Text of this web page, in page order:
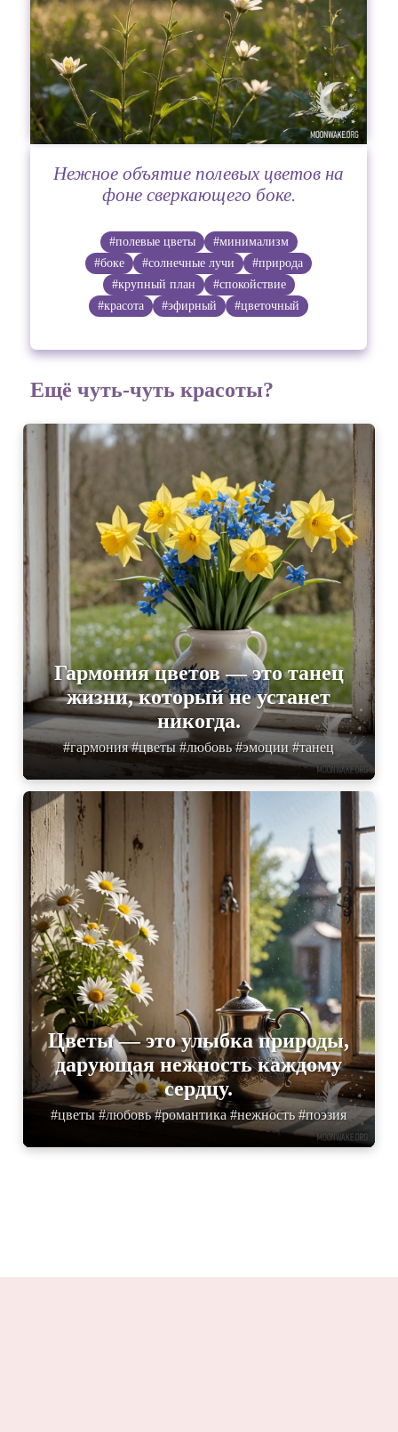
Нежное объятие полевых цветов на
фоне сверкающего боке.
#полевые цветы
#минимализм
#боке
#солнечные лучи
#природа
#крупный план
#спокойствие
#красота
#эфирный #цветочный
Ещё чуть-чуть красоты?
Гармония цветов — это танец
жизни, который не устанет
никогда.
#гармония #цветы #любовь #эмоции #танец
Цветы — это улыбка природы,
дарующая нежность каждому
сердцу.
#цветы #любовь #романтика #нежность #поэзия